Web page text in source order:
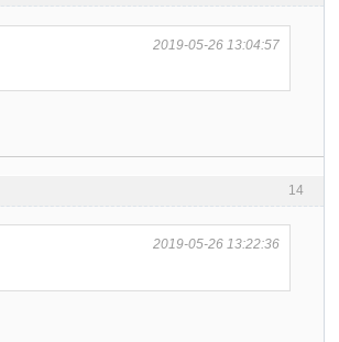
2019-05-26 13:04:57
14
2019-05-26 13:22:36